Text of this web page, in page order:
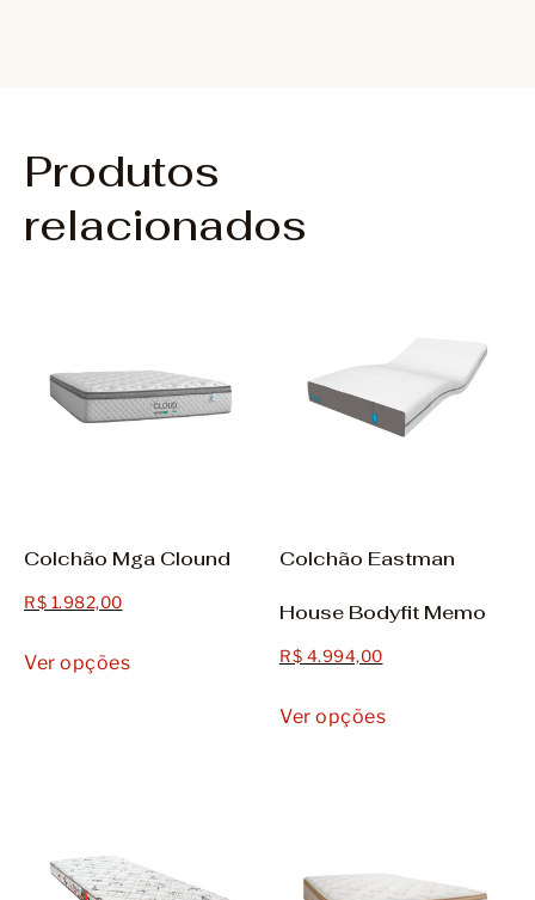
Produtos
relacionados
Colchão Mga Clound
R$ 1.982,00
Ver opções
Colchão Eastman
House Bodyfit Memo
R$ 4.994,00
Ver opções